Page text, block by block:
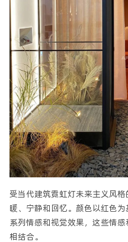
受当代建筑霓虹灯未来主义风
暖、宁静和回忆。颜色以红色
系列情感和视觉效果，这些情
相结合。